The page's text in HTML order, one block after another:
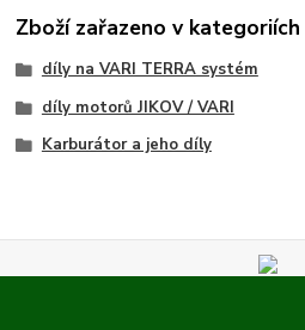
Zboží zařazeno v kategoriích
díly na VARI TERRA systém
díly motorů JIKOV / VARI
Karburátor a jeho díly